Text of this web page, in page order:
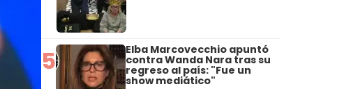
5 Elba Marcovecchio apuntó
contra Wanda Nara tras su
regreso al país: "Fue un
show mediático"